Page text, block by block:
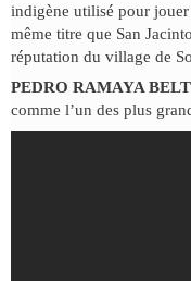
indigène utilisé pour
même titre que San
réputation du village de
PEDRO RAMAYA
comme l’un des plus